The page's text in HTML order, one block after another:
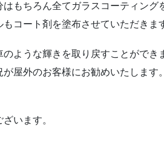
もちろん全てガラスコーティング
コート剤を塗布させていただきま
ような輝きを取り戻すことができ
屋外のお客様にお勧めいたします
います。